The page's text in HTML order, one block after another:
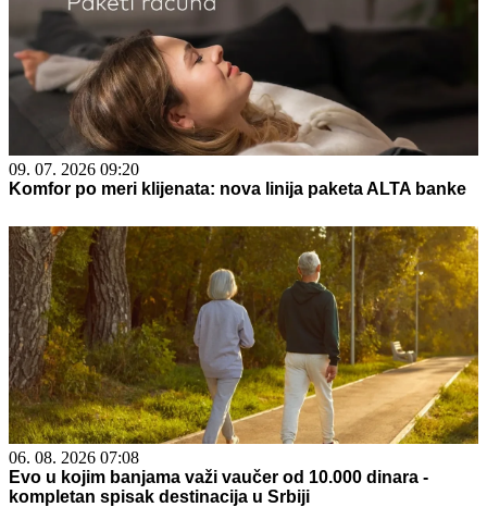
09. 07. 2026 09:20
Komfor po meri klijenata: nova linija paketa ALTA banke
06. 08. 2026 07:08
Evo u kojim banjama važi vaučer od 10.000 dinara -
kompletan spisak destinacija u Srbiji